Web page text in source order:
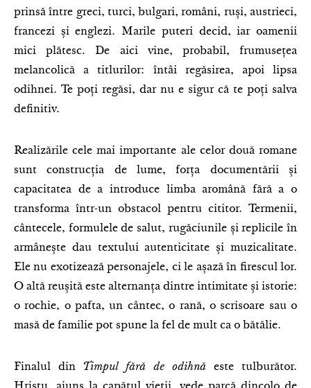
prinsă între greci, turci, bulgari, români, ruși, austrieci,
francezi și englezi. Marile puteri decid, iar oamenii
mici plătesc. De aici vine, probabil, frumusețea
melancolică a titlurilor: întâi regăsirea, apoi lipsa
odihnei. Te poți regăsi, dar nu e sigur că te poți salva
definitiv.
Realizările cele mai importante ale celor două romane
sunt construcția de lume, forța documentării și
capacitatea de a introduce limba aromână fără a o
transforma într-un obstacol pentru cititor. Termenii,
cântecele, formulele de salut, rugăciunile și replicile în
armânește dau textului autenticitate și muzicalitate.
Ele nu exotizează personajele, ci le așază în firescul lor.
O altă reușită este alternanța dintre intimitate și istorie:
o rochie, o pafta, un cântec, o rană, o scrisoare sau o
masă de familie pot spune la fel de mult ca o bătălie.
Finalul din Timpul fără de odihnă este tulburător.